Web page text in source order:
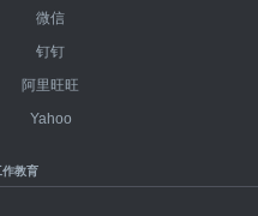
微信
钉钉
阿里旺旺
Yahoo
作教育